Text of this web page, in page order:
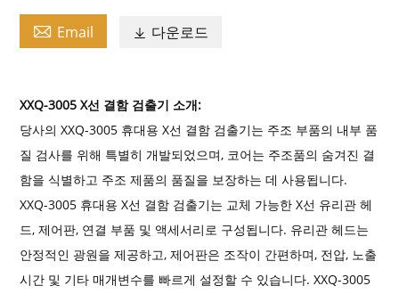
 Email  다운로드
XXQ-3005 X선 결함 검출기 소개:
당사의 XXQ-3005 휴대용 X선 결함 검출기는 주조 부품의 내부 품
질 검사를 위해 특별히 개발되었으며, 코어는 주조품의 숨겨진 결
함을 식별하고 주조 제품의 품질을 보장하는 데 사용됩니다.
XXQ-3005 휴대용 X선 결함 검출기는 교체 가능한 X선 유리관 헤
드, 제어판, 연결 부품 및 액세서리로 구성됩니다. 유리관 헤드는
안정적인 광원을 제공하고, 제어판은 조작이 간편하며, 전압, 노출
시간 및 기타 매개변수를 빠르게 설정할 수 있습니다. XXQ-3005